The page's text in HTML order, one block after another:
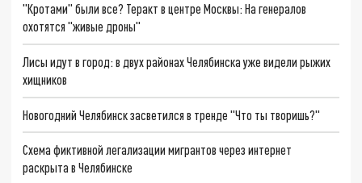
"Кротами" были все? Теракт в центре Москвы: На генералов
охотятся "живые дроны"
Лисы идут в город: в двух районах Челябинска уже видели рыжих
хищников
Новогодний Челябинск засветился в тренде "Что ты творишь?"
Схема фиктивной легализации мигрантов через интернет
раскрыта в Челябинске